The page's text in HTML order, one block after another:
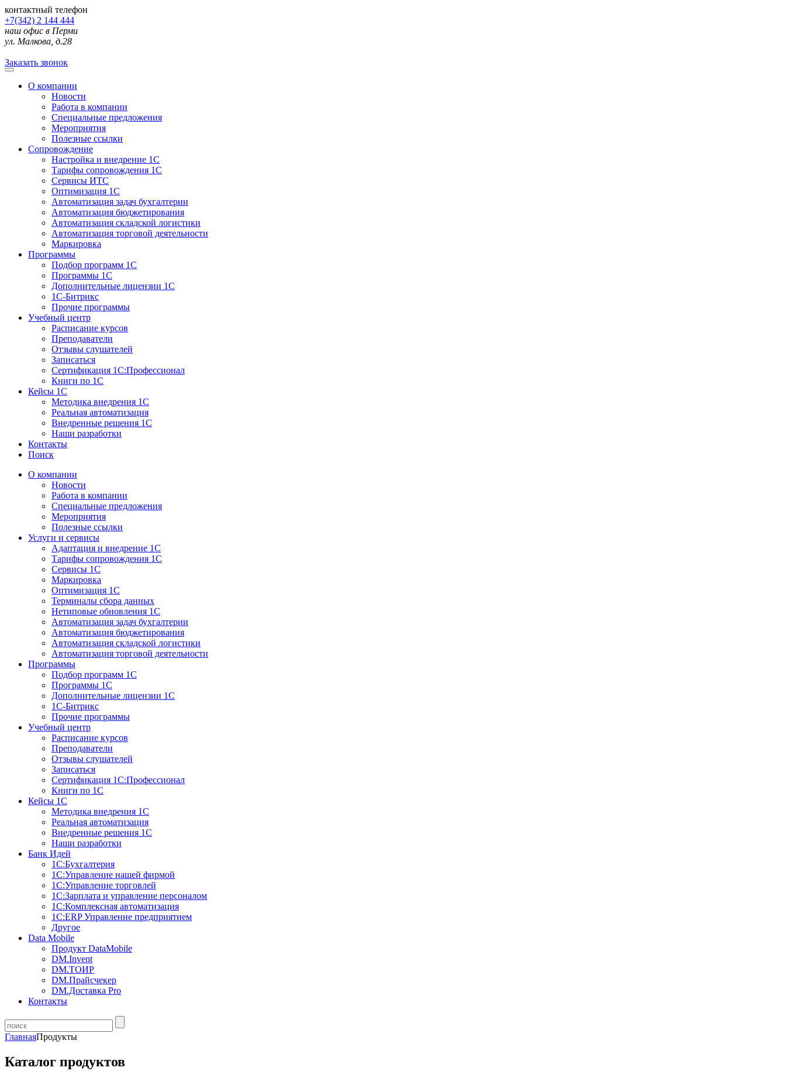
контактный телефон
+7(342) 2 144 444
наш офис в Перми
ул. Малкова, д.28
Заказать звонок
О компании
Новости
Работа в компании
Специальные предложения
Мероприятия
Полезные ссылки
Сопровождение
Настройка и внедрение 1С
Тарифы сопровождения 1С
Сервисы ИТС
Оптимизация 1С
Автоматизация задач бухгалтерии
Автоматизация бюджетирования
Автоматизация складской логистики
Автоматизация торговой деятельности
Маркировка
Программы
Подбор программ 1С
Программы 1С
Дополнительные лицензии 1С
1С-Битрикс
Прочие программы
Учебный центр
Расписание курсов
Преподаватели
Отзывы слушателей
Записаться
Сертификация 1С:Профессионал
Книги по 1С
Кейсы 1С
Методика внедрения 1С
Реальная автоматизация
Внедренные решения 1С
Наши разработки
Контакты
Поиск
О компании
Новости
Работа в компании
Специальные предложения
Мероприятия
Полезные ссылки
Услуги и сервисы
Адаптация и внедрение 1С
Тарифы сопровождения 1С
Сервисы 1С
Маркировка
Оптимизация 1С
Терминалы сбора данных
Нетиповые обновления 1С
Автоматизация задач бухгалтерии
Автоматизация бюджетирования
Автоматизация складской логистики
Автоматизация торговой деятельности
Программы
Подбор программ 1С
Программы 1С
Дополнительные лицензии 1С
1С-Битрикс
Прочие программы
Учебный центр
Расписание курсов
Преподаватели
Отзывы слушателей
Записаться
Сертификация 1С:Профессионал
Книги по 1С
Кейсы 1С
Методика внедрения 1С
Реальная автоматизация
Внедренные решения 1С
Наши разработки
Банк Идей
1С:Бухгалтерия
1С:Управление нашей фирмой
1С:Управление торговлей
1С:Зарплата и управление персоналом
1С:Комплексная автоматизация
1С:ERP Управление предприятием
Другое
Data Mobile
Продукт DataMobile
DM.Invent
DM.ТОИР
DM.Прайсчекер
DM.Доставка Pro
Контакты
ГлавнаяПродукты
Каталог продуктов